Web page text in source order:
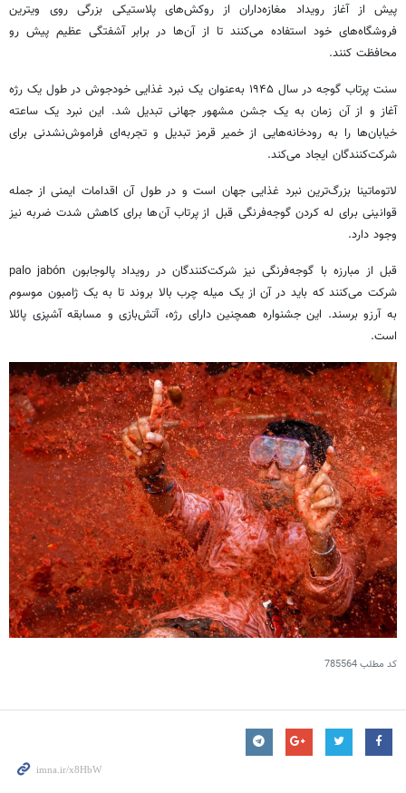
پیش از آغاز رویداد مغازه‌داران از روکش‌های پلاستیکی بزرگی روی ویترین
فروشگاه‌های خود استفاده می‌کنند تا از آن‌ها در برابر آشفتگی عظیم پیش رو
محافظت کنند.
سنت پرتاب گوجه در سال ۱۹۴۵ به‌عنوان یک نبرد غذایی خودجوش در طول یک رژه
آغاز و از آن زمان به یک جشن مشهور جهانی تبدیل شد. این نبرد یک ساعته
خیابان‌ها را به رودخانه‌هایی از خمیر قرمز تبدیل و تجربه‌ای فراموش‌نشدنی برای
شرکت‌کنندگان ایجاد می‌کند.
لاتوماتینا بزرگ‌ترین نبرد غذایی جهان است و در طول آن اقدامات ایمنی از جمله
قوانینی برای له کردن گوجه‌فرنگی قبل از پرتاب آن‌ها برای کاهش شدت ضربه نیز
وجود دارد.
قبل از مبارزه با گوجه‌فرنگی نیز شرکت‌کنندگان در رویداد پالوجابون palo jabón
شرکت می‌کنند که باید در آن از یک میله چرب بالا بروند تا به یک ژامبون موسوم
به آرزو برسند. این جشنواره همچنین دارای رژه، آتش‌بازی و مسابقه آشپزی پائلا
است.
کد مطلب785564